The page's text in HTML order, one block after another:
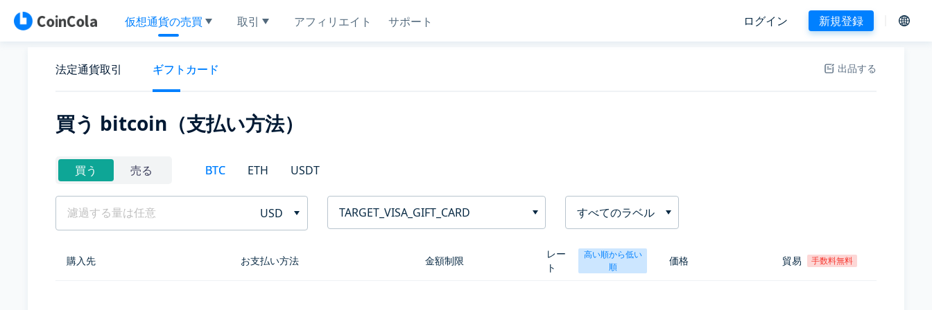
仮想通貨の売買 取引 アフィリエイト サポート ログイン 新規登録
法定通貨取引 ギフトカード 出品する
買う bitcoin（支払い方法）
買う 売る BTC ETH USDT
USD TARGET_VISA_GIFT_CARD すべてのラベル
購入先 お支払い方法 金額制限
レー
ト
高い順から低い
順
価格 貿易 手数料無料